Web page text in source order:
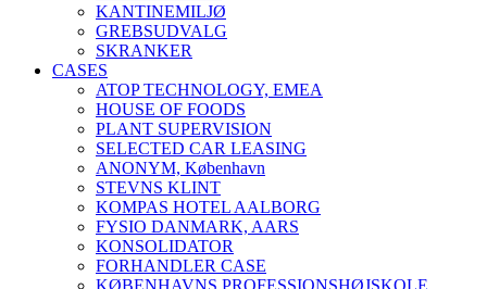
KANTINEMILJØ
GREBSUDVALG
SKRANKER
CASES
ATOP TECHNOLOGY, EMEA
HOUSE OF FOODS
PLANT SUPERVISION
SELECTED CAR LEASING
ANONYM, København
STEVNS KLINT
KOMPAS HOTEL AALBORG
FYSIO DANMARK, AARS
KONSOLIDATOR
FORHANDLER CASE
KØBENHAVNS PROFESSIONSHØJSKOLE